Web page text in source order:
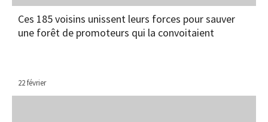
Ces 185 voisins unissent leurs forces pour sauver
une forêt de promoteurs qui la convoitaient
22 février